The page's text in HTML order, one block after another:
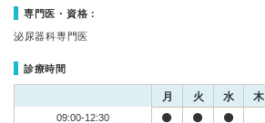
専門医・資格：
泌尿器科専門医
診療時間
月 火 水 木
09:00-12:30